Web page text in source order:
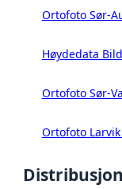
Ortofoto Sør-
Høydedata
Ortofoto Sør-
Ortofoto